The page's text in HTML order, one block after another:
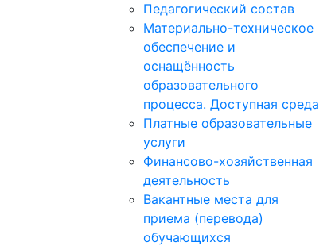
Педагогический состав
Материально-техническое
обеспечение и
оснащённость
образовательного
процесса. Доступная среда
Платные образовательные
услуги
Финансово-хозяйственная
деятельность
Вакантные места для
приема (перевода)
обучающихся